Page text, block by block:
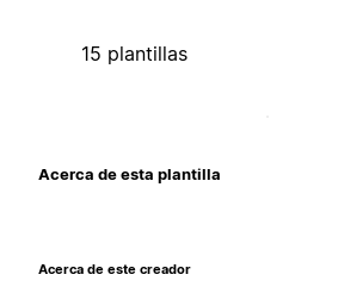
15 plantillas
Acerca de esta plantilla
Acerca de este creador